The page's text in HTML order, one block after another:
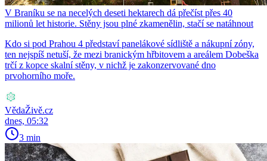
V Braníku se na necelých deseti hektarech dá přečíst přes 40
milionů let historie. Stěny jsou plné zkamenělin, stačí se natáhnout
Kdo si pod Prahou 4 představí panelákové sídliště a nákupní zóny,
ten nejspíš netuší, že mezi branickým hřbitovem a areálem Dobeška
trčí z kopce skalní stěny, v nichž je zakonzervované dno
prvohorního moře.
VědaŽivě.cz
dnes, 05:32
3 min